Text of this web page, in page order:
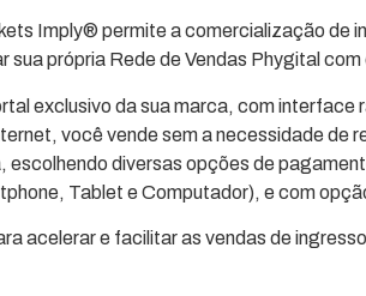
Imply® permite a comercialização de
própria Rede de Vendas Phygital
exclusivo da sua marca, com interface
você vende sem a necessidade de
escolhendo diversas opções de
Tablet e Computador), e com
acelerar e facilitar as vendas de